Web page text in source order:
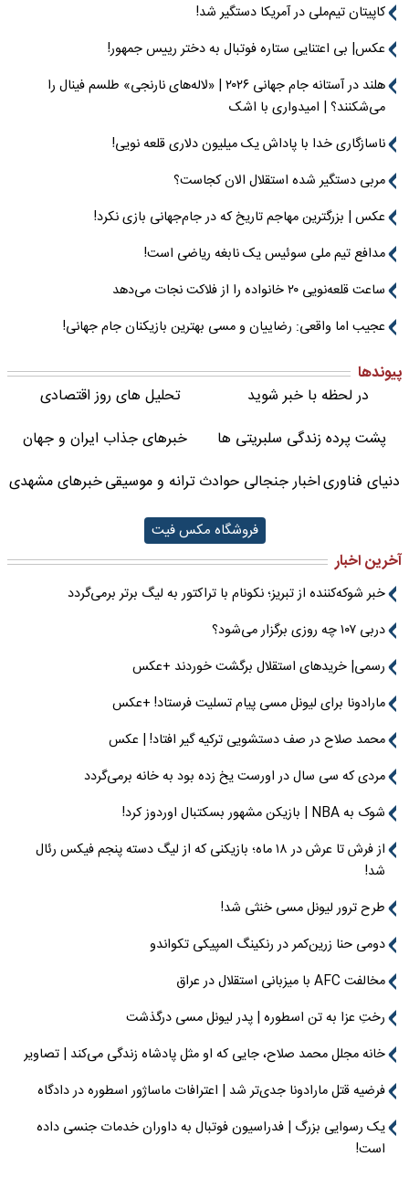
کاپیتان تیم‌ملی در آمریکا دستگیر شد!
عکس| بی اعتنایی ستاره فوتبال به دختر رییس جمهور!
هلند در آستانه جام جهانی ۲۰۲۶ | «لاله‌های نارنجی» طلسم فینال را
می‌شکنند؟ | امیدواری با اشک
ناسازگاری خدا با پاداش یک میلیون دلاری قلعه نویی!
مربی دستگیر شده استقلال الان کجاست؟
عکس | بزرگترین مهاجم تاریخ که در جام‌جهانی بازی نکرد!
مدافع تیم ملی سوئیس یک نابغه ریاضی است!
ساعت قلعه‌نویی ۲۰ خانواده را از فلاکت نجات می‌دهد
عجیب اما واقعی: رضاییان و مسی بهترین بازیکنان جام جهانی!
پیوندها
در لحظه با خبر شوید
تحلیل های روز اقتصادی
پشت پرده زندگی سلبریتی ها
خبرهای جذاب ایران و جهان
دنیای فناوریاخبار جنجالی حوادثترانه و موسیقیخبرهای مشهدی
فروشگاه مکس فیت
آخرین اخبار
خبر شوکه‌کننده از تبریز؛ نکونام با تراکتور به لیگ برتر برمی‌گردد
دربی ۱۰۷ چه روزی برگزار می‌شود؟
رسمی| خریدهای استقلال برگشت خوردند +عکس
مارادونا برای لیونل مسی پیام تسلیت فرستاد! +عکس
محمد صلاح در صف دستشویی ترکیه گیر افتاد! | عکس
مردی که سی سال در اورست یخ زده بود به خانه برمی‌گردد
شوک به NBA | بازیکن مشهور بسکتبال اوردوز کرد!
از فرش تا عرش در ۱۸ ماه؛ بازیکنی که از لیگ دسته پنجم فیکس رئال
شد!
طرح ترور لیونل مسی خنثی شد!
دومی حنا زرین‌کمر در رنکینگ المپیکی تکواندو
مخالفت AFC با میزبانی استقلال در عراق
رختِ عزا به تن اسطوره | پدر لیونل مسی درگذشت
خانه مجلل محمد صلاح، جایی که او مثل پادشاه زندگی می‌کند | تصاویر
فرضیه قتل مارادونا جدی‌تر شد | اعترافات ماساژور اسطوره در دادگاه
یک رسوایی بزرگ | فدراسیون فوتبال به داوران خدمات جنسی داده
است!